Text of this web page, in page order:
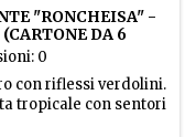
"RONCHEISA" -
DA 6
0
con riflessi verdolini.
tropicale con sentori
alla sua lieve